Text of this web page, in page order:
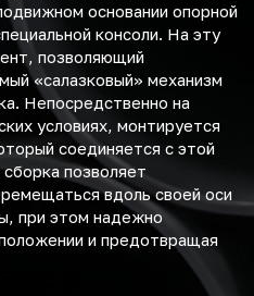
основании опорной
консоли. На эту
позволяющий
«салазковый» механизм
Непосредственно на
условиях, монтируется
соединяется с этой
позволяет
вдоль своей оси
при этом надежно
и предотвращая